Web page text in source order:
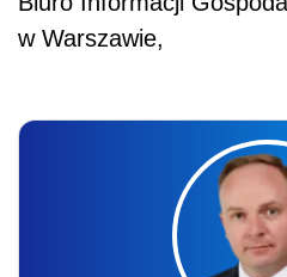
w Warszawie,